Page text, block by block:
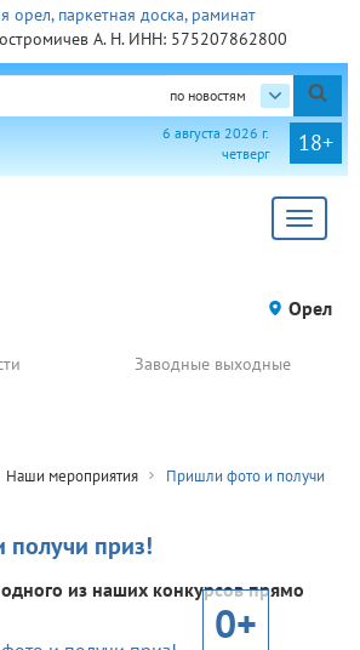
А. Н. ИНН: 575207862800
по новостям
18+
6 августа 2026 г.
четверг
Toggle
Орел
Заводные выходные
Наши мероприятия
Пришли фото и получи
приз!
из наших конкурсов прямо
0+